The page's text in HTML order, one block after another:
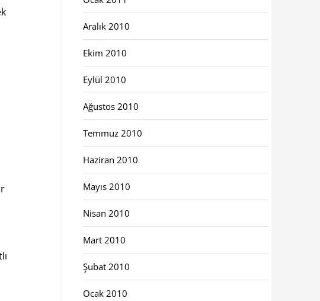
Aralık 2010
Ekim 2010
Eylül 2010
Ağustos 2010
Temmuz 2010
Haziran 2010
Mayıs 2010
Nisan 2010
Mart 2010
Şubat 2010
Ocak 2010